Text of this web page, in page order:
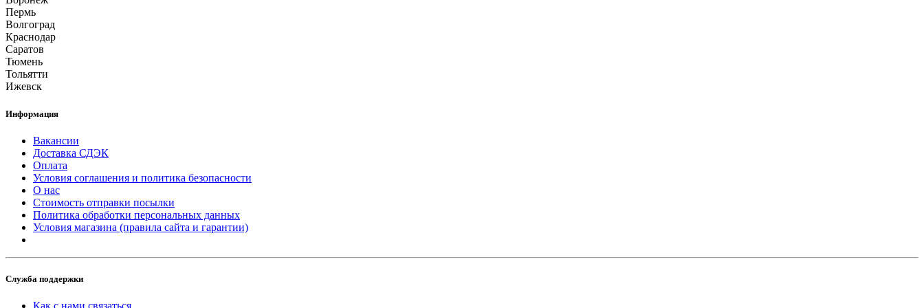
Пермь
Волгоград
Краснодар
Саратов
Тюмень
Тольятти
Ижевск
Информация
Вакансии
Доставка СДЭК
Оплата
Условия соглашения и политика безопасности
О нас
Стоимость отправки посылки
Политика обработки персональных данных
Условия магазина (правила сайта и гарантии)
Служба поддержки